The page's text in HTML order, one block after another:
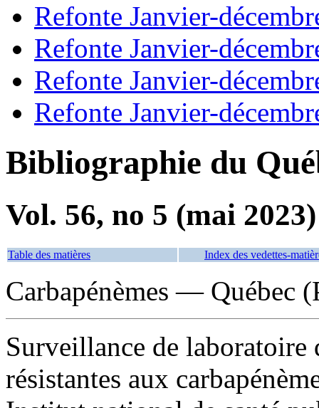
Refonte Janvier-
Refonte Janvier-
Refonte Janvier-
Refonte Janvier-
Bibliographie du
Vol. 56, no 5 (mai 2023)
Table des matières Index des vedettes-
Carbapénèmes — Québec
Surveillance de laboratoire
résistantes aux